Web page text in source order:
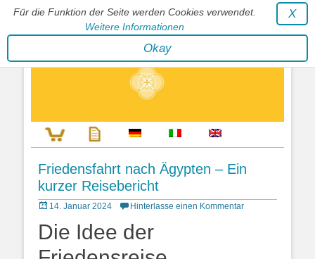
Für die Funktion der Seite werden Cookies verwendet.
Weitere Informationen
X
Okay
Stephan Wunderlich Verlag
Literatur zur Förderung der Gestaltfähigkeit des Lebens
Friedensfahrt nach Ägypten – Ein
kurzer Reisebericht
Posted
14. Januar 2024 Hinterlasse einen Kommentar
Die Idee der